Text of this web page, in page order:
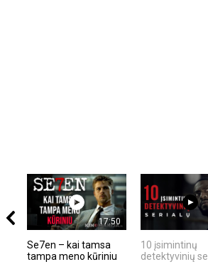
17:50
Se7en – kai tamsa
tampa meno kūriniu
10 įsimintinų
detektyvinių